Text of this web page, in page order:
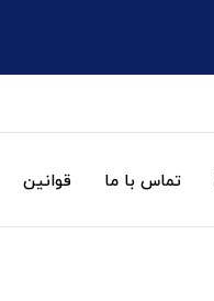
تماس با ما قوانین